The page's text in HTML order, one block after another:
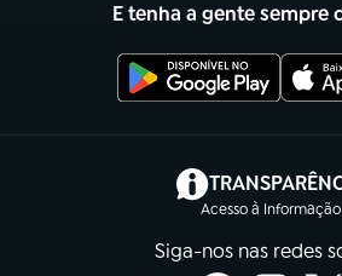
E tenha a gente sempre
Acesso à Informação
(abre
Siga-nos nas redes